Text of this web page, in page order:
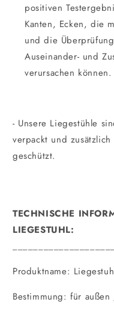
positiven
Kanten, Ecken, die
und die
Auseinander- und
verursachen können.
- Unsere Liegestühle
verpackt und
geschützt.
TECHNISCHE
LIEGESTUHL:
Produktname:
Bestimmung: für